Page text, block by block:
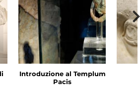
Introduzione al Templum
Pacis